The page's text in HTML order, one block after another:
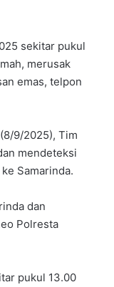
sekitar pukul
merusak
emas, telpon
9/2025), Tim
mendeteksi
Samarinda.
dan
Polresta
pukul 13.00